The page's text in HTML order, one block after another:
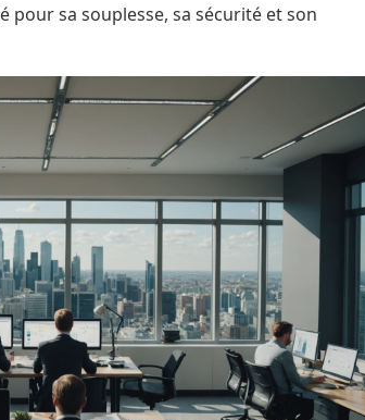
pour sa souplesse, sa sécurité et son